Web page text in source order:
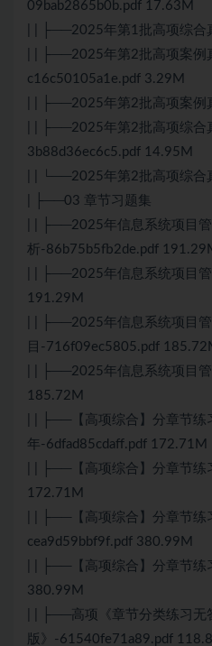
09bab2865b0b.pdf 17.63M
| | ├──2025年第1批高项综
| | ├──2025年第2批高项案例
c16c50105a1e.pdf 3.29M
| | ├──2025年第2批高项案例
| | ├──2025年第2批高项综合
3b88d36ec6c5.pdf 14.95M
| | └──2025年第2批高项综
| ├──03 章节习题集
| | ├──2025年信息系统项目
析-86b75b5fb2de.pdf
| | ├──2025年信息系统项目
191.29M
| | ├──2025年信息系统项目
目-716f09ec5805.pdf
| | ├──2025年信息系统项目
185.72M
| | ├──【高项综合】分章节练
年-6dfad85cdaff.pdf 172.71M
| | ├──【高项综合】分章节
172.71M
| | ├──【高项综合】分章节
cea9d59bbf9f.pdf 380.99M
| | ├──【高项综合】分章节
380.99M
| | ├──高项《章节分类练习无
版》-61540fe71a89.pdf